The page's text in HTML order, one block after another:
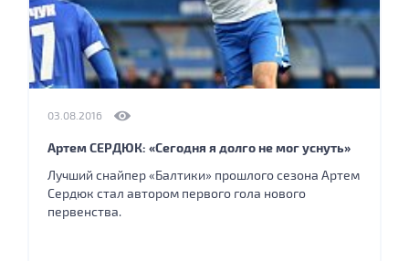
03.08.2016
Артем СЕРДЮК: «Сегодня я долго не мог уснуть»
Лучший снайпер «Балтики» прошлого сезона Артем
Сердюк стал автором первого гола нового
первенства.